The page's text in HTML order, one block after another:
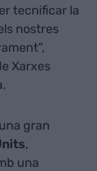
tecnificar la
nostres
Xarxes
gran
,
una